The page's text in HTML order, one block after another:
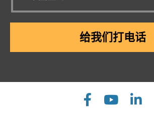
给我们打电话